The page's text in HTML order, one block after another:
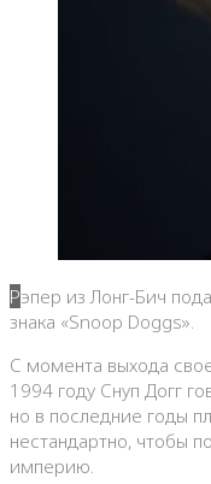
Рэпер из Лонг-Бич подал заявку на регистрацию товарного
знака «Snoop Doggs».
С момента выхода
1994 году Снуп Догг
но в последние годы
нестандартно, чтобы
империю.